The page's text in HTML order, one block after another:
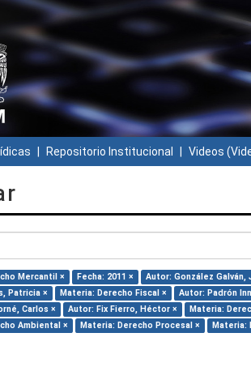
Repositorio Institucional Videos
Mercantil × Fecha: 2011 × Autor: González
Patricia ×
Materia: Derecho Fiscal × Autor: Padrón
Carlos ×
Autor: Fix Fierro, Héctor × Materia:
Ambiental ×
Materia: Derecho Procesal × Materia: